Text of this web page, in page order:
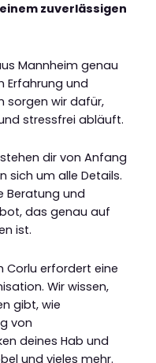
zuverlässigen
Mannheim genau
Erfahrung und
sorgen wir dafür,
stressfrei abläuft.
dir von Anfang
sich um alle Details.
Beratung und
das genau auf
ist.
Corlu erfordert eine
Wir wissen,
gibt, wie
von
deines Hab und
und vieles mehr.